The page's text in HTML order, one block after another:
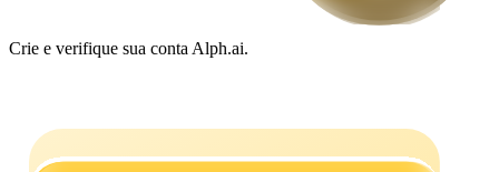
Ganhar
Crie e verifique sua conta Alph.ai.